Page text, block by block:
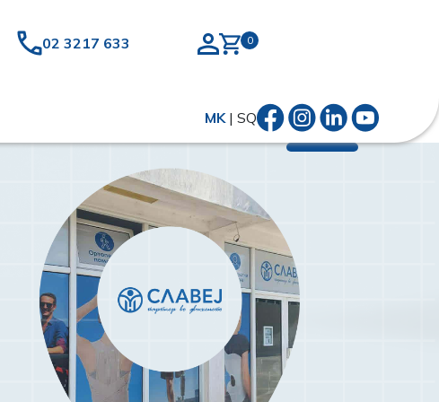
02 3217 633
MK| SQ